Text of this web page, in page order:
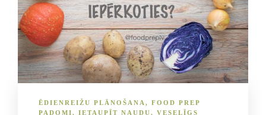
ĒDIENREIŽU PLĀNOŠANA , FOOD PREP
PADOMI, IETAUPĪT NAUDU, VESELĪGS